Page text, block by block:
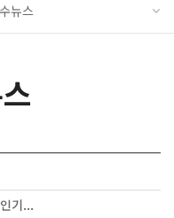
뉴스
기...